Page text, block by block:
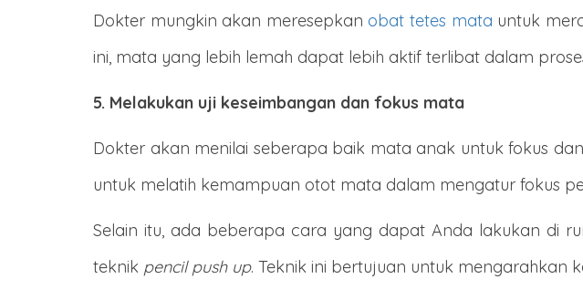
Dokter mungkin akan meresepkan obat tetes mata untuk
ini, mata yang lebih lemah dapat lebih aktif terlibat dalam
5. Melakukan uji keseimbangan dan fokus mata
Dokter akan menilai seberapa baik mata anak untuk fokus
untuk melatih kemampuan otot mata dalam mengatur fokus
Selain itu, ada beberapa cara yang dapat Anda lakukan di
teknik pencil push up. Teknik ini bertujuan untuk mengarahkan